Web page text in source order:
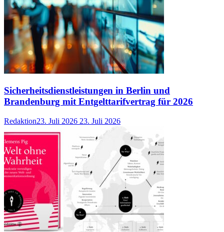
Sicherheitsdienstleistungen in Berlin und
Brandenburg mit Entgelttarifvertrag für 2026
Redaktion23. Juli 2026 23. Juli 2026